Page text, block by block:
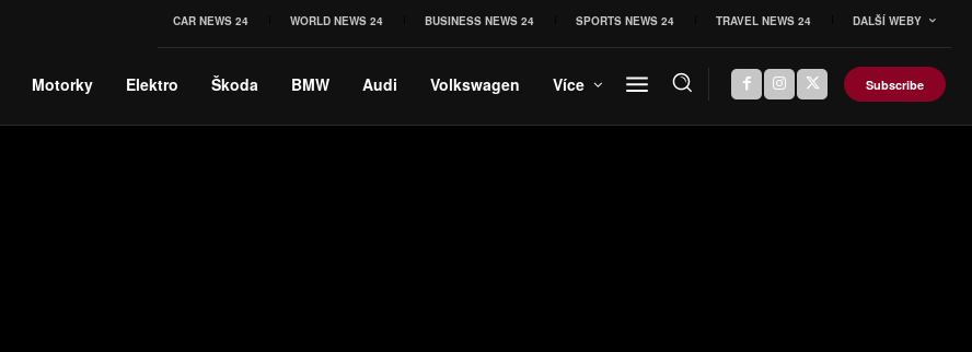
CAR NEWS 24 WORLD NEWS 24 BUSINESS NEWS 24 SPORTS NEWS 24 TRAVEL NEWS 24 DALŠÍ WEBY
Motorky Elektro Škoda BMW Audi Volkswagen Více Subscribe